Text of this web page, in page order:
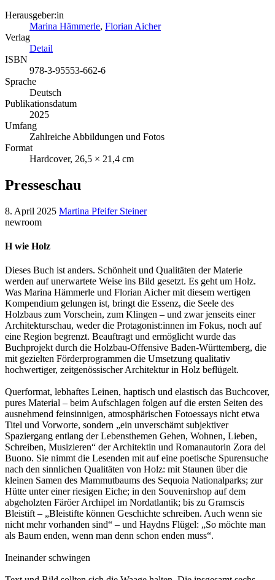
Herausgeber:in
Marina Hämmerle, Florian Aicher
Verlag
Detail
ISBN
978-3-95553-662-6
Sprache
Deutsch
Publikationsdatum
2025
Umfang
Zahlreiche Abbildungen und Fotos
Format
Hardcover, 26,5 × 21,4 cm
Presseschau
8. April 2025 Martina Pfeifer Steiner
newroom
H wie Holz
Dieses Buch ist anders. Schönheit und Qualitäten der Materie
werden auf unerwartete Weise ins Bild gesetzt. Es geht um Holz.
Was Marina Hämmerle und Florian Aicher mit diesem wertigen
Kompendium gelungen ist, bringt die Essenz, die Seele des
Holzbaus zum Vorschein, zum Klingen – und zwar jenseits einer
Architekturschau, weder die Protagonist:innen im Fokus, noch auf
eine Region begrenzt. Beauftragt und ermöglicht wurde das
Buchprojekt durch die Holzbau-Offensive Baden-Württemberg, die
mit gezielten Förderprogrammen die Umsetzung qualitativ
hochwertiger, zeitgenössischer Architektur in Holz beflügelt.
Querformat, lebhaftes Leinen, haptisch und elastisch das Buchcover,
pures Material – beim Aufschlagen folgen auf die ersten Seiten des
ausnehmend feinsinnigen, atmosphärischen Fotoessays nicht etwa
Titel und Vorworte, sondern „ein unverschämt subjektiver
Spaziergang entlang der Lebensthemen Gehen, Wohnen, Lieben,
Schreiben, Musizieren“ der Architektin und Romanautorin Zora del
Buono. Sie nimmt die Lesenden mit auf eine poetische Spurensuche
nach den sinnlichen Qualitäten von Holz: mit Staunen über die
kleinen Samen des Mammutbaums des Sequoia Nationalparks; zur
Hütte unter einer riesigen Eiche; in den Souvenirshop auf dem
abgeholzten Färöer Archipel im Nordatlantik; bis zu Gramscis
Bleistift – „Bleistifte können Geschichte schreiben. Auch wenn sie
nicht mehr vorhanden sind“ – und Haydns Flügel: „So möchte man
als Baum enden, wenn man denn schon enden muss“.
Ineinander schwingen